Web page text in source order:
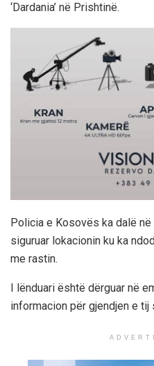
‘Dardania’ në Prishtinë.
Policia e Kosovës ka dalë
siguruar lokacionin ku ka
me rastin.
I lënduari është dërguar në
informacion për gjendjen e tij